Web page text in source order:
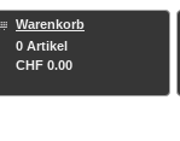
Warenkorb
0 Artikel
CHF 0.00